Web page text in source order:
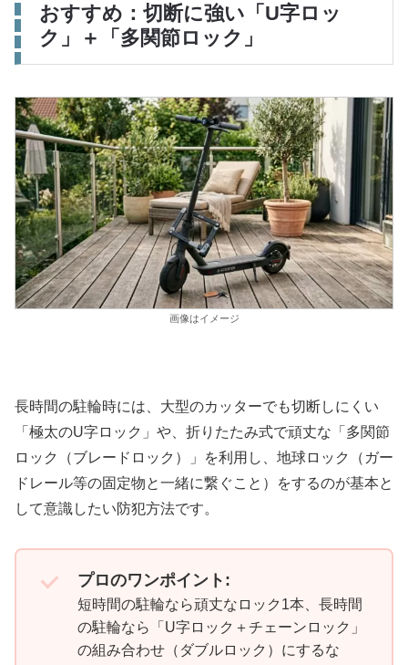
おすすめ：切断に強い「U字ロッ
ク」＋「多関節ロック」
画像はイメージ
長時間の駐輪時には、大型のカッターでも切断しにくい
「極太のU字ロック」や、折りたたみ式で頑丈な「多関節
ロック（ブレードロック）」を利用し、地球ロック（ガー
ドレール等の固定物と一緒に繋ぐこと）をするのが基本と
して意識したい防犯方法です。
プロのワンポイント:
短時間の駐輪なら頑丈なロック1本、長時間
の駐輪なら「U字ロック＋チェーンロック」
の組み合わせ（ダブルロック）にするな